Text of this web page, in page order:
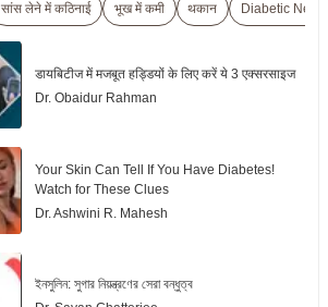
सांस लेने में कठिनाई भूख में कमी थकान Diabetic
डायबिटीज में मजबूत हड्डियों के लिए करें ये 3 एक्सरसाइज
Dr. Obaidur Rahman
Your Skin Can Tell If You Have Diabetes!
Watch for These Clues
Dr. Ashwini R. Mahesh
ইনসুলিন: সুগার নিয়ন্ত্রণের সেরা বন্ধুত্ব